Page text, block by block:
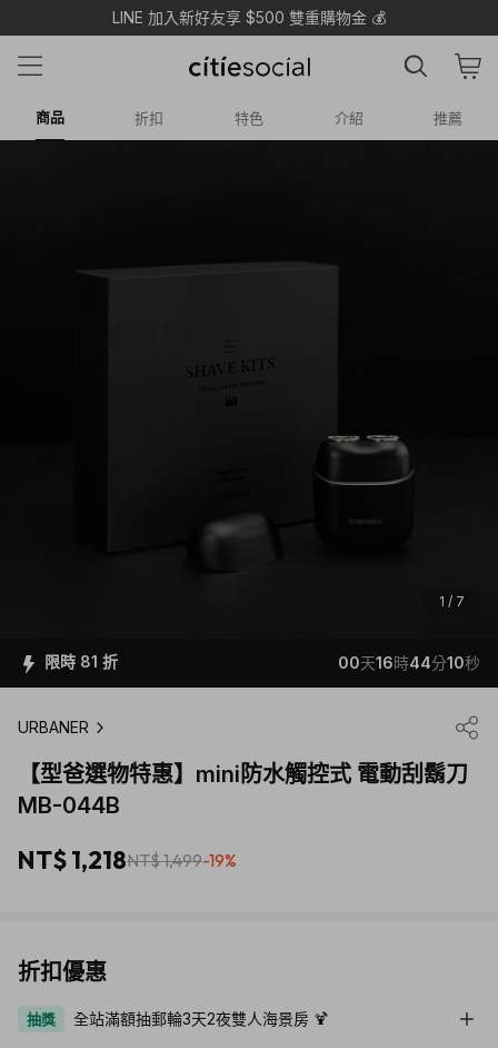
APP月月領95折無上限！
商品 折扣 特色 介紹 推薦
1 / 7
限時 81 折 00天16時44分09秒
URBANER
【型爸選物特惠】mini防水觸控式 電動刮鬍刀
MB-044B
NT$ 1,218NT$ 1,499-19%
折扣優惠
抽獎 全站滿額抽郵輪3天2夜雙人海景房 🍹